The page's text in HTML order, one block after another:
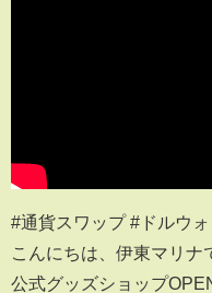
#通貨スワップ #ドルウ
こんにちは、伊東マリナ
公式グッズショップ